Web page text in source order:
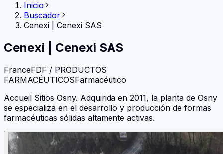
Inicio
Buscador
Cenexi
Cenexi SAS
Cenexi Cenexi SAS
FranceFDF / PRODUCTOS
FARMACÉUTICOSFarmacéutico
Accueil Sitios Osny. Adquirida en 2011, la planta de Osny
se especializa en el desarrollo y producción de formas
farmacéuticas sólidas altamente activas.